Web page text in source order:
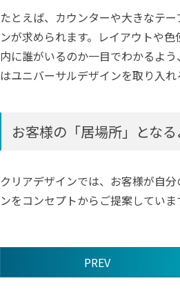
たとえば、カウンターや大きなテ
ンが求められます。レイアウトや
内に誰がいるのか一目でわかるよ
はユニバーサルデザインを取り入
お客様の「居場所」とな
クリアデザインでは、お客様が自
ンをコンセプトからご提案してい
PREV